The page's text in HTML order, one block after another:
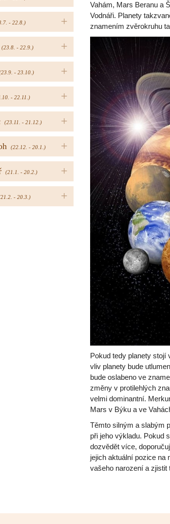
+
- 22.8.)
+
(23.8. - 22.9.)
+
- 23.10.)
+
- 22.11.)
+
(23.11. - 21.12.)
+
(22.12. - 20.1.)
+
(21.1. - 20.2.)
+
- 20.3.)
Vahám, Mars Beranu a
Vodnáři. Planety
znamením zvěrokruhu
Pokud tedy planety stojí
vliv planety bude
bude oslabeno ve
změny v protilehlých
velmi dominantní.
Mars v Býku a ve
Těmto silným a slabým
při jeho výkladu. Pokud
dozvědět více,
jejich aktuální pozice na
vašeho narození a zjistit